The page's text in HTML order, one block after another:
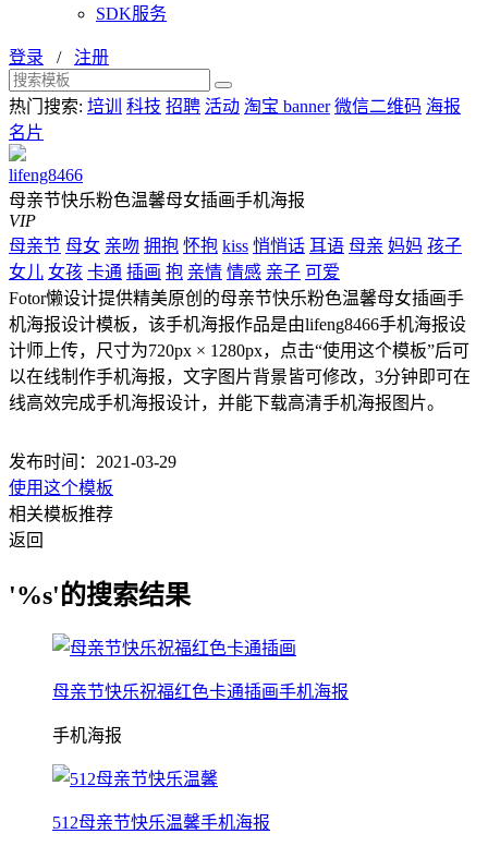
SDK服务
登录 / 注册
热门搜索: 培训 科技 招聘 活动 淘宝 banner 微信二维码 海报
名片
lifeng8466
母亲节快乐粉色温馨母女插画手机海报
VIP
母亲节 母女 亲吻 拥抱 怀抱 kiss 悄悄话 耳语 母亲 妈妈 孩子
女儿 女孩 卡通 插画 抱 亲情 情感 亲子 可爱
Fotor懒设计提供精美原创的母亲节快乐粉色温馨母女插画手
机海报设计模板，该手机海报作品是由lifeng8466手机海报设
计师上传，尺寸为720px × 1280px，点击“使用这个模板”后可
以在线制作手机海报，文字图片背景皆可修改，3分钟即可在
线高效完成手机海报设计，并能下载高清手机海报图片。
发布时间：2021-03-29
使用这个模板
相关模板推荐
返回
'%s'的搜索结果
母亲节快乐祝福红色卡通插画手机海报
手机海报
512母亲节快乐温馨手机海报